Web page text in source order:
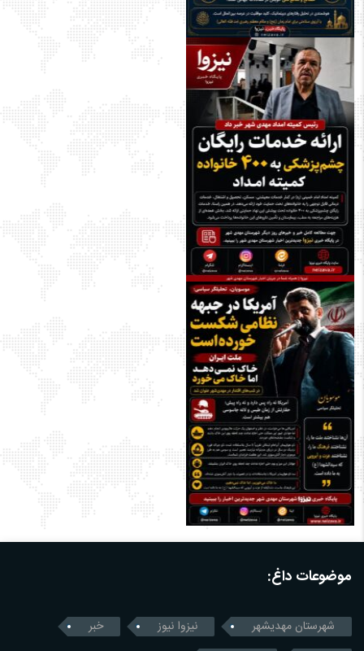
موضوعات داغ:
شهرستان مهدیشهر نیزوا نیوز
خبر